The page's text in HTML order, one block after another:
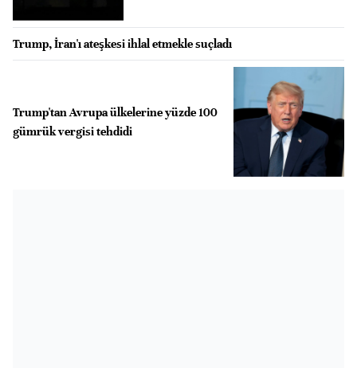
Trump, İran'ı ateşkesi ihlal etmekle suçladı
Trump'tan Avrupa ülkelerine yüzde 100
gümrük vergisi tehdidi